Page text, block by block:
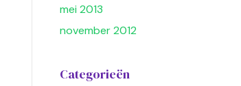
mei 2013
november 2012
Categorieën